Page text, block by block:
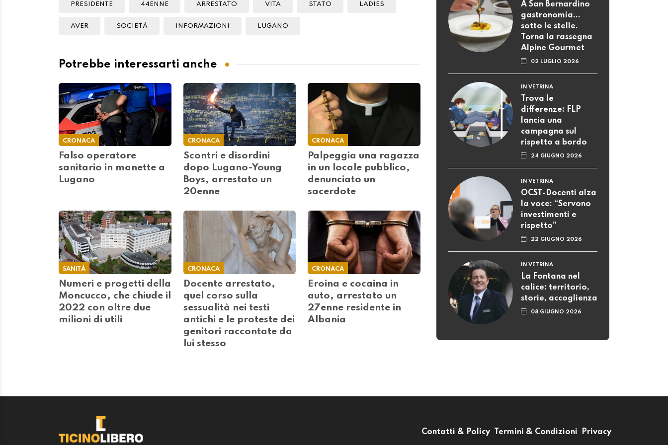
PRESIDENTE 44ENNE ARRESTATO VITA STATO LADIES
AVER SOCIETÀ INFORMAZIONI LUGANO
Potrebbe interessarti anche
CRONACA
Falso operatore
sanitario in manette a
Lugano
CRONACA
Scontri e disordini
dopo Lugano-Young
Boys, arrestato un
20enne
CRONACA
Palpeggia una ragazza
in un locale pubblico,
denunciato un
sacerdote
SANITÀ
Numeri e progetti della
Moncucco, che chiude il
2022 con oltre due
milioni di utili
CRONACA
Docente arrestato,
quel corso sulla
sessualità nei testi
antichi e le proteste dei
genitori raccontate da
lui stesso
CRONACA
Eroina e cocaina in
auto, arrestato un
27enne residente in
Albania
A San Bernardino
gastronomia...
sotto le stelle.
Torna la rassegna
Alpine Gourmet
02 LUGLIO 2026
IN VETRINA
Trova le
differenze: FLP
lancia una
campagna sul
rispetto a bordo
24 GIUGNO 2026
IN VETRINA
OCST-Docenti alza
la voce: “Servono
investimenti e
rispetto”
22 GIUGNO 2026
IN VETRINA
La Fontana nel
calice: territorio,
storie, accoglienza
08 GIUGNO 2026
Contatti & Policy Termini & Condizioni Privacy